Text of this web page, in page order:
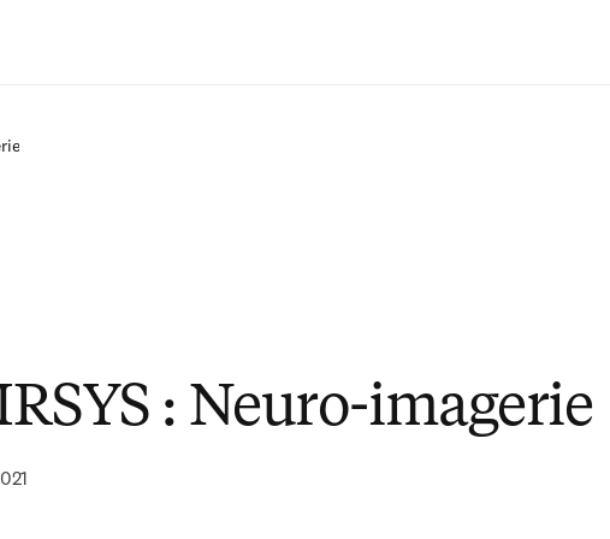
: Neuro-imagerie